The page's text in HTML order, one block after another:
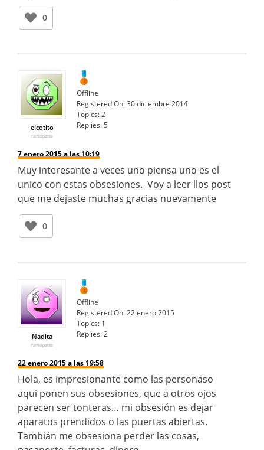
0
elcotito
Participante
Offline
Registered On:30 diciembre 2014
Topics:2
Replies:5
7 enero 2015 a las 10:19
Muy interesante a veces uno piensa uno es el
unico con estas obsesiones. Voy a leer llos post
que me dejaste muchas gracias nuevamente
0
Nadita
Participante
Offline
Registered On:22 enero 2015
Topics: 1
Replies:2
22 enero 2015 a las 19:58
Hola, es impresionante como las personaso
aqui ponen sus obsesiones, que a otros ojos
parecen ser tonteras… mi obsesión es dejar
aparatos prendidos o las puertas abiertas.
Tambián me obsesiona perder las cosas,